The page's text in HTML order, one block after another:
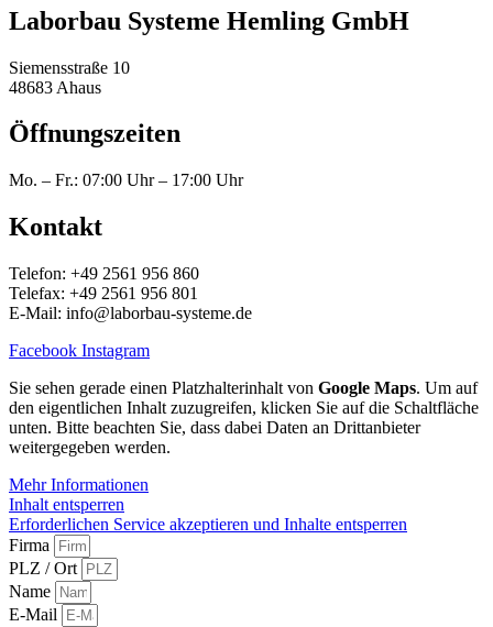
Laborbau Systeme Hemling GmbH
Siemensstraße 10
48683 Ahaus
Öffnungszeiten
Mo. – Fr.: 07:00 Uhr – 17:00 Uhr
Kontakt
Telefon: +49 2561 956 860
Telefax: +49 2561 956 801
E-Mail: info@laborbau-systeme.de
Facebook Instagram
Sie sehen gerade einen Platzhalterinhalt von Google Maps. Um auf
den eigentlichen Inhalt zuzugreifen, klicken Sie auf die Schaltfläche
unten. Bitte beachten Sie, dass dabei Daten an Drittanbieter
weitergegeben werden.
Mehr Informationen
Inhalt entsperren
Erforderlichen Service akzeptieren und Inhalte entsperren
Firma
PLZ / Ort
Name
E-Mail